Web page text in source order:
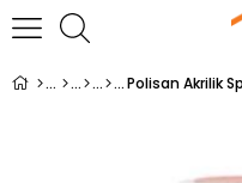
Polisan Akrilik